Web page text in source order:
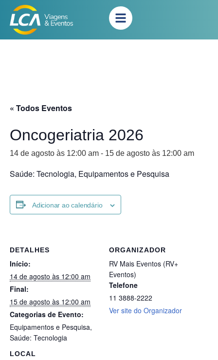
« Todos Eventos
Oncogeriatria 2026
14 de agosto às 12:00 am - 15 de agosto às 12:00 am
Saúde: Tecnologia, Equipamentos e Pesquisa
Adicionar ao calendário
DETALHES
Início:
14 de agosto às 12:00 am
Final:
15 de agosto às 12:00 am
Categorias de Evento:
Equipamentos e Pesquisa,
Saúde: Tecnologia
LOCAL
ORGANIZADOR
RV Mais Eventos (RV+
Eventos)
Telefone
11 3888-2222
Ver site do Organizador